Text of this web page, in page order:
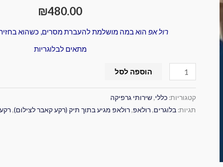
₪480.00
רול אפ הוא במה מושלמת להעברת מסרים, כשהוא
מתאים לבלוגריות
הוספה לסל
קטגוריות: כללי,שירותי גרפיקה
תגיות: בלוגרים,רולאפ,רולאפ מגיע בתוך תיק (רקע קאבר לצילום),